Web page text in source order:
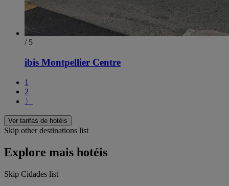
/ 5
ibis Montpellier Centre
1
2
〉
Ver tarifas de hotéis
Skip other destinations list
Explore mais hotéis
Skip Cidades list